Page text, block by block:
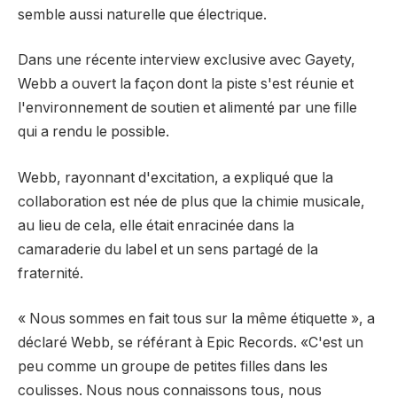
semble aussi naturelle que électrique.
Dans une récente interview exclusive avec Gayety,
Webb a ouvert la façon dont la piste s'est réunie et
l'environnement de soutien et alimenté par une fille
qui a rendu le possible.
Webb, rayonnant d'excitation, a expliqué que la
collaboration est née de plus que la chimie musicale,
au lieu de cela, elle était enracinée dans la
camaraderie du label et un sens partagé de la
fraternité.
« Nous sommes en fait tous sur la même étiquette », a
déclaré Webb, se référant à Epic Records. «C'est un
peu comme un groupe de petites filles dans les
coulisses. Nous nous connaissons tous, nous